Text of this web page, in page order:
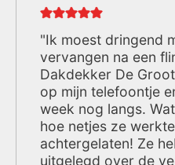
"Ik moest dringend
vervangen na een
Dakdekker De
op mijn telefoontje
week nog langs.
hoe netjes ze
achtergelaten! Ze
uitgelegd over de